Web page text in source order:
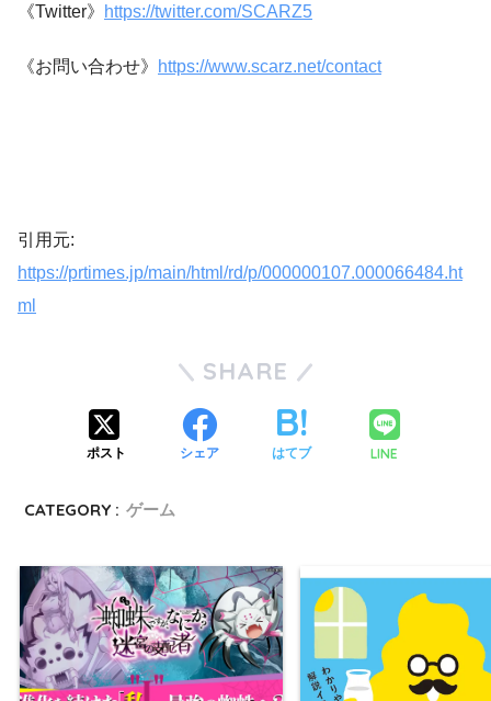
《Twitter》 https://twitter.com/SCARZ5
《お問い合わせ》 https://www.scarz.net/contact
引用元:
https://prtimes.jp/main/html/rd/p/000000107.000066484.ht
ml
SHARE
ポスト シェア はてブ LINE
CATEGORY : ゲーム